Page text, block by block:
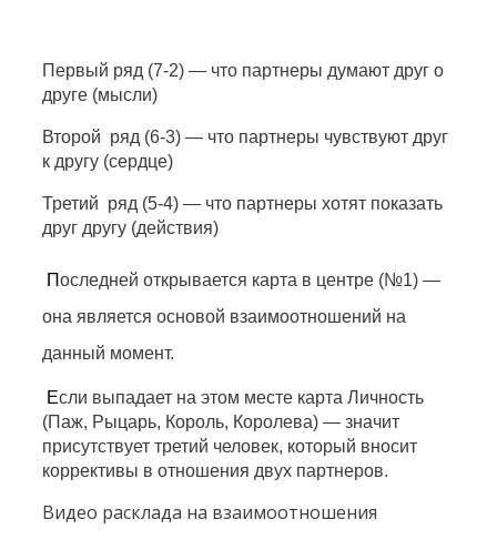
Первый ряд (7-2) — что партнеры думают друг о
друге (мысли)
Второй ряд (6-3) — что партнеры чувствуют друг
к другу (сердце)
Третий ряд (5-4) — что партнеры хотят показать
друг другу (действия)
Последней открывается карта в центре (№1) —
она является основой взаимоотношений на
данный момент.
Если выпадает на этом месте карта Личность
(Паж, Рыцарь, Король, Королева) — значит
присутствует третий человек, который вносит
коррективы в отношения двух партнеров.
Видео расклада на взаимоотношения